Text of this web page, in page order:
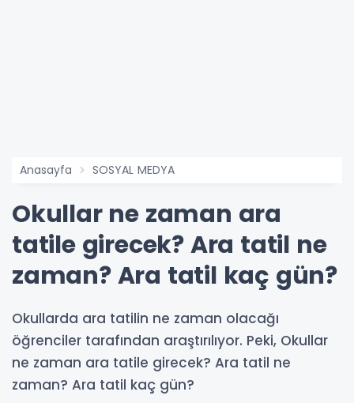
Anasayfa SOSYAL MEDYA
Okullar ne zaman ara
tatile girecek? Ara tatil ne
zaman? Ara tatil kaç gün?
Okullarda ara tatilin ne zaman olacağı
öğrenciler tarafından araştırılıyor. Peki, Okullar
ne zaman ara tatile girecek? Ara tatil ne
zaman? Ara tatil kaç gün?